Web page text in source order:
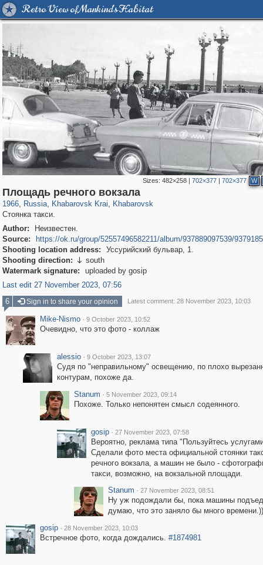
Retro View of Mankind's Habitat
Sizes:482×258 |702×377 |702×377 W
Площадь речного вокзала
1966, Russia
1,407,406 29,248
, Khabarovsk Krai
8,458 68
, Khabarovsk
6,660 58
Стоянка такси.
Author:
Неизвестен.
Source:
https://ok.ru/group/52557496582211/album/937889097539/
Shooting location address:
Уссурийский бульвар, 1.
Shooting direction:  south
Watermark signature:
uploaded by gosip
Last edit 27 November 2023, 07:56
6
Sign in to share your opinion Latest comment: 28 November 2023, 10:03
Mike-Nismo · 9 October 2023, 10:52
Очевидно, что это фото - коллаж
alessio · 9 October 2023, 13:07
Судя по "неправильному" освещению, по плохо
контурам, похоже да.
Stanum · 5 November 2023, 09:14
Похоже. Только непонятен смысл содеянного.
gosip · 27 November 2023, 07:58
Вероятно, реклама типа "Пользуйтесь
Сделали фото места официальной стоянки
речного вокзала, а машин не было -
такси, возможно, на вокзальной площади.
Stanum · 27 November 2023, 08:51
Ну уж подождали бы, пока машины
думаю, что это заняло бы много времени.))
gosip · 28 November 2023, 10:03
Встречное фото, когда дождались. #1874981